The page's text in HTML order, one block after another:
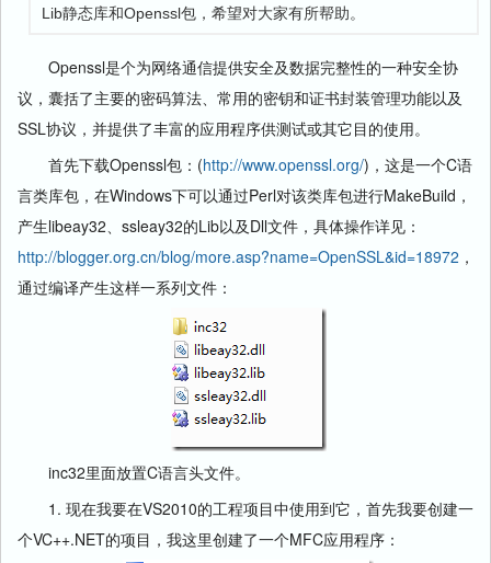
Lib静态库和Openssl包，希望对大家有所帮助。
Openssl是个为网络通信提供安全及数据完整性的一种安全协
议，囊括了主要的密码算法、常用的密钥和证书封装管理功能以及
SSL协议，并提供了丰富的应用程序供测试或其它目的使用。
首先下载Openssl包：(http://www.openssl.org/)，这是一个C语
言类库包，在Windows下可以通过Perl对该类库包进行MakeBuild，
产生libeay32、ssleay32的Lib以及Dll文件，具体操作详见：
http://blogger.org.cn/blog/more.asp?name=OpenSSL&id=18972 ，
通过编译产生这样一系列文件：
inc32里面放置C语言头文件。
1. 现在我要在VS2010的工程项目中使用到它，首先我要创建一
个VC++.NET的项目，我这里创建了一个MFC应用程序：